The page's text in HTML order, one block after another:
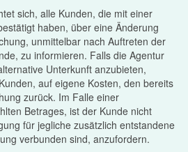
sich, alle Kunden, die mit einer
haben, über eine Änderung
unmittelbar nach Auftreten der
zu informieren. Falls die Agentur
Unterkunft anzubieten,
auf eigene Kosten, den bereits
zurück. Im Falle einer
Betrages, ist der Kunde nicht
für jegliche zusätzlich entstandene
verbunden sind, anzufordern.